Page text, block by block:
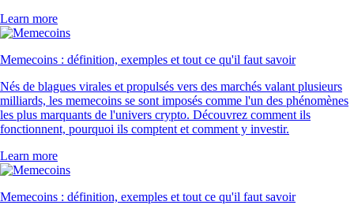
Learn more
Memecoins : définition, exemples et tout ce qu'il faut savoir
Nés de blagues virales et propulsés vers des marchés valant plusieurs
milliards, les memecoins se sont imposés comme l'un des phénomènes
les plus marquants de l'univers crypto. Découvrez comment ils
fonctionnent, pourquoi ils comptent et comment y investir.
Learn more
Memecoins : définition, exemples et tout ce qu'il faut savoir